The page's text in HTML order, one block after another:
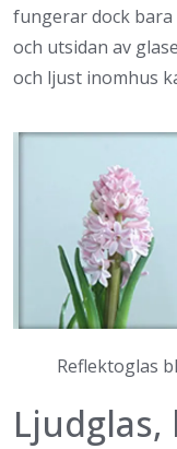
fungerar dock
och utsidan av
och ljust inomhus
Reflektoglas